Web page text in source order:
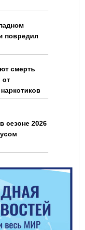
повредил
смерть
от
сезоне 2026